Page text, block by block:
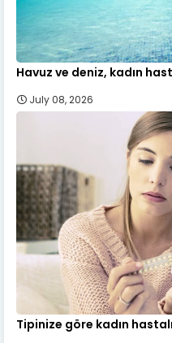
Havuz ve deniz, kadın
July 08, 2026
Tipinize göre kadın